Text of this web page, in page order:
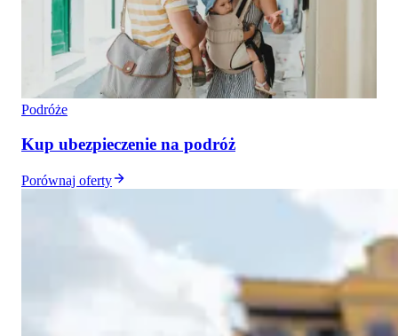
Podróże
Kup ubezpieczenie na podróż
Porównaj oferty